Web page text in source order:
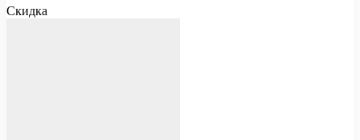
Скидка